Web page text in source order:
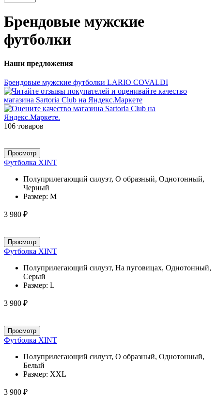
Брендовые мужские
футболки
Наши предложения
Брендовые мужские футболки LARIO COVALDI
106 товаров
Просмотр
Футболка XINT
Полуприлегающий силуэт, О образный, Однотонный,
Черный
Размер: M
3 980 ₽
Просмотр
Футболка XINT
Полуприлегающий силуэт, На пуговицах, Однотонный,
Серый
Размер: L
3 980 ₽
Просмотр
Футболка XINT
Полуприлегающий силуэт, О образный, Однотонный,
Белый
Размер: XXL
3 980 ₽